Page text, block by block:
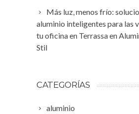
Más luz, menos frío:
aluminio inteligentes para las
tu oficina en Terrassa en
Stil
CATEGORÍAS
aluminio